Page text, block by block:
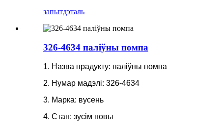
запытдэталь
326-4634 паліўны помпа
1. Назва прадукту: паліўны помпа
2. Нумар мадэлі: 326-4634
3. Марка: вусень
4. Стан: зусім новы